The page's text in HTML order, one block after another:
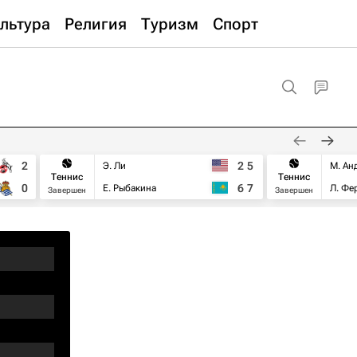
Религия Туризм Спорт
2
0
Теннис
Завершен
Э. Ли
Е. Рыбакина
2 5
6 7
Теннис
Завершен
М.
Л.